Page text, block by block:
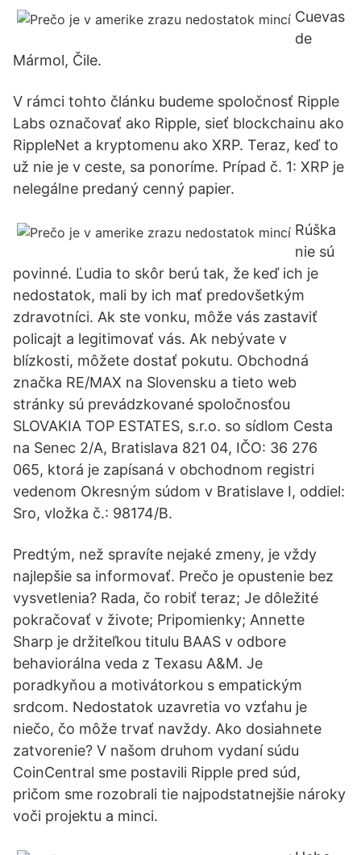
Cuevas
de
Mármol, Čile.
V rámci tohto článku budeme spoločnosť Ripple
Labs označovať ako Ripple, sieť blockchainu ako
RippleNet a kryptomenu ako XRP. Teraz, keď to
už nie je v ceste, sa ponoríme. Prípad č. 1: XRP je
nelegálne predaný cenný papier.
Rúška
nie sú
povinné. Ľudia to skôr berú tak, že keď ich je
nedostatok, mali by ich mať predovšetkým
zdravotníci. Ak ste vonku, môže vás zastaviť
policajt a legitimovať vás. Ak nebývate v
blízkosti, môžete dostať pokutu. Obchodná
značka RE/MAX na Slovensku a tieto web
stránky sú prevádzkované spoločnosťou
SLOVAKIA TOP ESTATES, s.r.o. so sídlom Cesta
na Senec 2/A, Bratislava 821 04, IČO: 36 276
065, ktorá je zapísaná v obchodnom registri
vedenom Okresným súdom v Bratislave I, oddiel:
Sro, vložka č.: 98174/B.
Predtým, než spravíte nejaké zmeny, je vždy
najlepšie sa informovať. Prečo je opustenie bez
vysvetlenia? Rada, čo robiť teraz; Je dôležité
pokračovať v živote; Pripomienky; Annette
Sharp je držiteľkou titulu BAAS v odbore
behaviorálna veda z Texasu A&M. Je
poradkyňou a motivátorkou s empatickým
srdcom. Nedostatok uzavretia vo vzťahu je
niečo, čo môže trvať navždy. Ako dosiahnete
zatvorenie? V našom druhom vydaní súdu
CoinCentral sme postavili Ripple pred súd,
pričom sme rozobrali tie najpodstatnejšie nároky
voči projektu a minci.